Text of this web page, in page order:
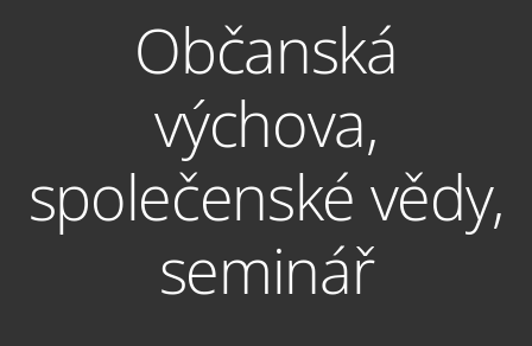
Občanská
výchova,
společenské vědy,
seminář